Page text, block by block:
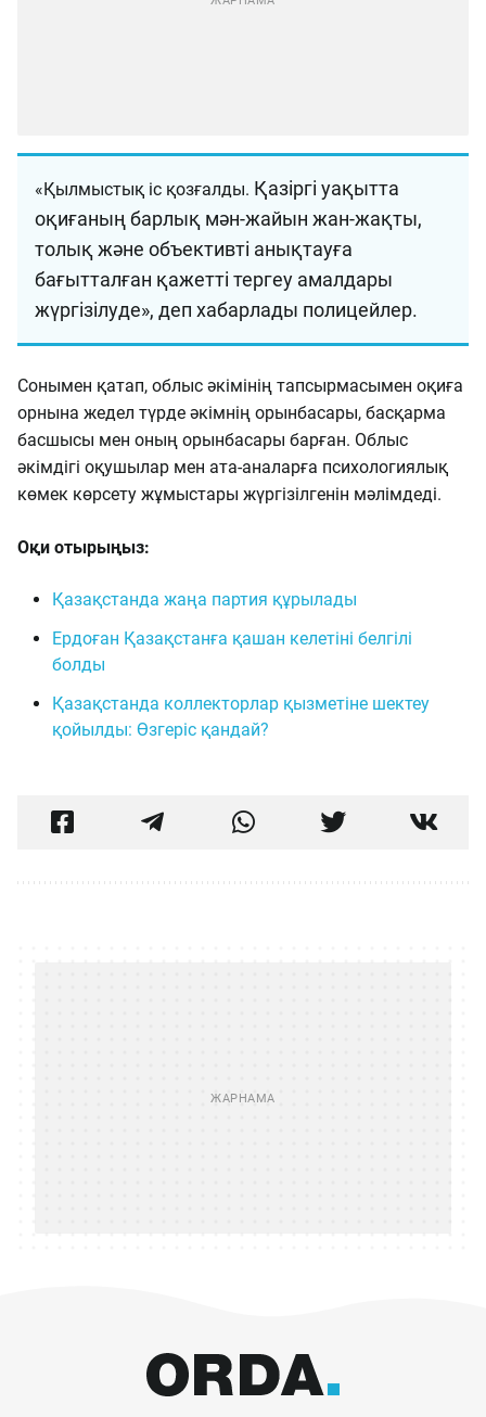
«Қылмыстық іс қозғалды. Қазіргі уақытта
оқиғаның барлық мән-жайын жан-жақты,
толық және объективті анықтауға
бағытталған қажетті тергеу амалдары
жүргізілуде», деп хабарлады полицейлер.
Сонымен қатап, облыс әкімінің тапсырмасымен оқиға
орнына жедел түрде әкімнің орынбасары, басқарма
басшысы мен оның орынбасары барған. Облыс
әкімдігі оқушылар мен ата-аналарға психологиялық
көмек көрсету жұмыстары жүргізілгенін мәлімдеді.
Оқи отырыңыз:
Қазақстанда жаңа партия құрылады
Ердоған Қазақстанға қашан келетіні белгілі
болды
Қазақстанда коллекторлар қызметіне шектеу
қойылды: Өзгеріс қандай?